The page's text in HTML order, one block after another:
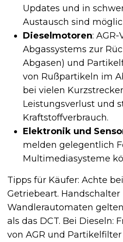
Updates und in
Austausch sind
Dieselmotoren:
Abgassystems zur
Abgasen) und
von Rußpartikeln im
bei vielen
Leistungsverlust und
Kraftstoffverbrauch.
Elektronik und
melden gelegentlich
Multimediasysteme
Tipps für Käufer: Achte
Getriebeart. Handschalter
Wandlerautomaten
als das DCT. Bei Dieseln:
von AGR und